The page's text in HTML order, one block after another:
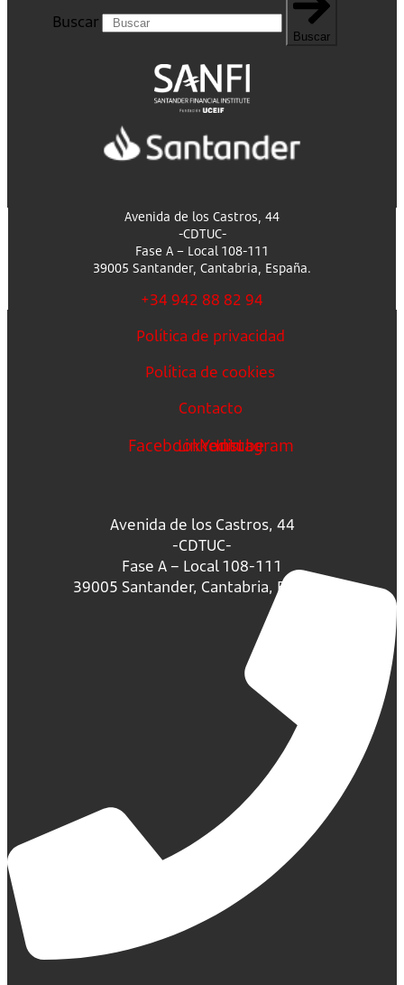
Buscar
Buscar
Avenida de los Castros, 44
-CDTUC-
Fase A – Local 108-111
39005 Santander, Cantabria, España.
+34 942 88 82 94
Política de privacidad
Política de cookies
Contacto
FacebookLinkedin
Youtube
Instagram
Avenida de los Castros, 44
-CDTUC-
Fase A – Local 108-111
39005 Santander, Cantabria, España.